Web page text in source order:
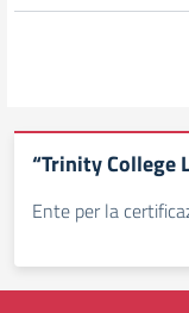
“Trinity College
Ente per la